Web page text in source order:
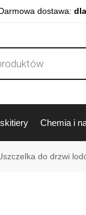
dostawa:
Chemia i
do drzwi